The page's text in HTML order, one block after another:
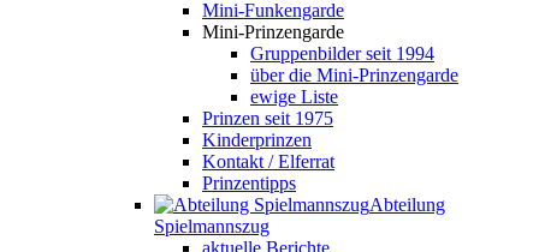
Mini-Funkengarde
Mini-Prinzengarde
Gruppenbilder seit 1994
über die Mini-Prinzengarde
ewige Liste
Prinzen seit 1975
Kinderprinzen
Kontakt / Elferrat
Prinzentipps
Abteilung
Spielmannszug
aktuelle Berichte